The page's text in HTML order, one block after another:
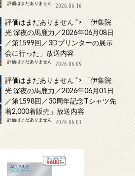
評価はまだありません 2026.06.16
評価はまだありません ">
「伊集院
光 深夜の馬鹿力／2026年06月08日
／第1599回／3Dプリンターの展示
会に行った」放送内容
評価はまだありません 2026.06.09
評価はまだありません ">
「伊集院
光 深夜の馬鹿力／2026年06月01日
／第1598回／30周年記念Tシャツ先
着2,000着販売」放送内容
評価はまだありません 2026.06.03